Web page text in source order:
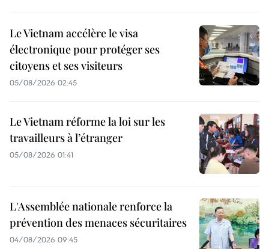
Le Vietnam accélère le visa
électronique pour protéger ses
citoyens et ses visiteurs
05/08/2026 02:45
Le Vietnam réforme la loi sur les
travailleurs à l’étranger
05/08/2026 01:41
L'Assemblée nationale renforce la
prévention des menaces sécuritaires
04/08/2026 09:45